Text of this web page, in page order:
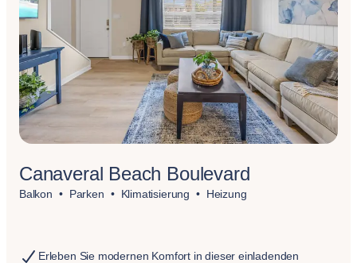
Canaveral Beach Boulevard
Balkon Parken Klimatisierung Heizung
Erleben Sie modernen Komfort in dieser einladenden